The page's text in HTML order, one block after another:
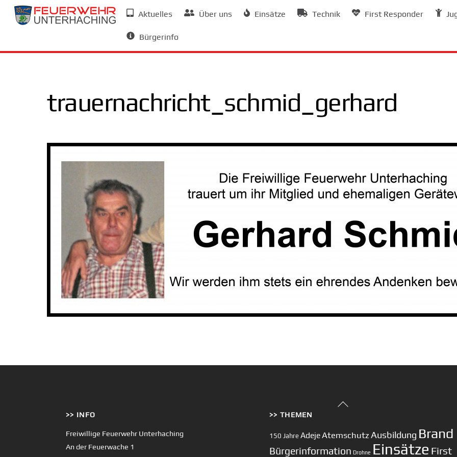
Skip
Aktuelles Über uns Einsätze Technik First Responder
Bürgerinfo
trauernachricht_schmid_gerhard
Back
>> INFO
Freiwillige Feuerwehr Unterhaching
An der Feuerwache 1
>> THEMEN
150 Jahre AdejeAtemschutz Ausbildung Brand
Bürgerinformation Drohne Einsätze First